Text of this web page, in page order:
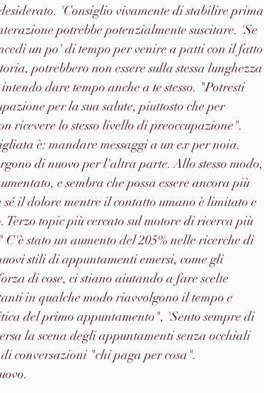
'Consiglio vivamente di stabilire prima
potrebbe potenzialmente suscitare. 'Se
un po' di tempo per venire a patti con il fatto
potrebbero non essere sulla stessa lunghezza
dare tempo anche a te stesso. "Potresti
per la sua salute, piuttosto che per
lo stesso livello di preoccupazione".
è: mandare messaggi a un ex per noia.
di nuovo per l'altra parte. Allo stesso modo,
e sembra che possa essere ancora più
il dolore mentre il contatto umano è limitato e
topic più cercato sul motore di ricerca più
stato un aumento del 205% nelle ricerche di
stili di appuntamenti emersi, come gli
di cose, ci stiano aiutando a fare scelte
in qualche modo riavvolgono il tempo e
del primo appuntamento", 'Sento sempre di
la scena degli appuntamenti senza occhiali
conversazioni "chi paga per cosa".